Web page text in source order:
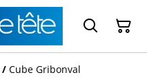
/ Cube Gribonval